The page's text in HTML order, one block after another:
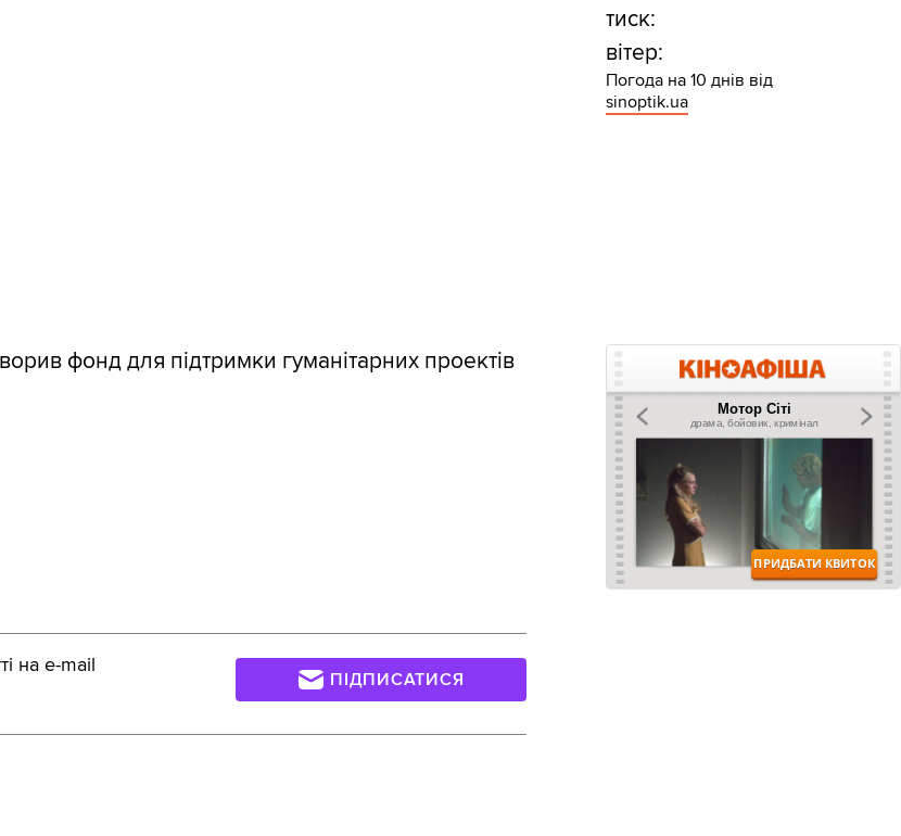
фонд для підтримки гуманітарних проектів
на e-mail
ПІДПИСАТИСЯ
тиск:
вітер:
Погода на 10 днів від
sinoptik.ua